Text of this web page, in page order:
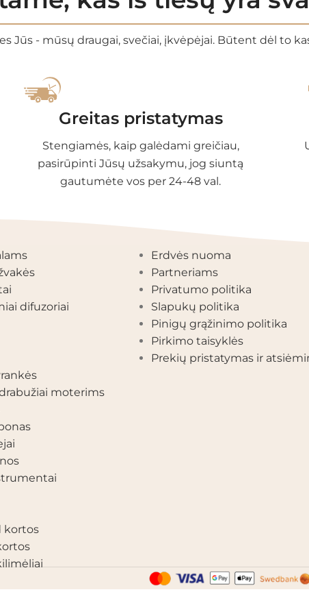
Jūs - mūsų draugai, svečiai, įkvėpėjai. Būtent dėl to
Greitas pristatymas
Stengiamės, kaip galėdami greičiau,
pasirūpinti Jūsų užsakymu, jog siuntą
gautumėte vos per 24-48 val.
KATEGORIJOS
difuzoriai
moterims
kortos
Erdvės nuoma
Partneriams
Privatumo politika
Slapukų politika
Pinigų grąžinimo politika
Pirkimo taisyklės
Prekių pristatymas ir